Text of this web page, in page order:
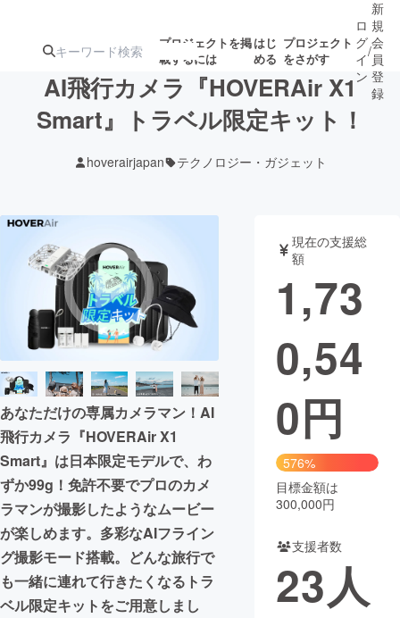
プロジェクトを掲
載するには
はじ
める
プロジェクト
をさがす
ターン
ジェクト
ロジェクト
されます
アート・写真 音楽
テクノロジー・ガジェット ゲーム・サ
映像・映画
ビジネス・起業
まちづくり・地域活性化
CAMPFIRE for Social Good
CAMPFIRE Creation
CAMPFIREふるさと納税machi-ya コミュニティ
ロ
グ
イ
ン
/
新
規
会
員
登
録
AI飛行カメラ『HOVERAir X1
Smart』トラベル限定キット！
hoverairjapan テクノロジー・ガジェット
あなただけの専属カメラマン！AI
飛行カメラ『HOVERAir X1
Smart』は日本限定モデルで、わ
ずか99g！免許不要でプロのカメ
ラマンが撮影したようなムービー
が楽しめます。多彩なAIフライン
グ撮影モード搭載。どんな旅行で
も一緒に連れて行きたくなるトラ
ベル限定キットをご用意しまし
現在の支援総
額
1,73
0,54
0円
576%
目標金額は
300,000円
支援者数
23人